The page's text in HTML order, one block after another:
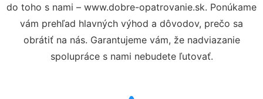
do toho s nami – www.dobre-opatrovanie.sk. Ponúkame
vám prehľad hlavných výhod a dôvodov, prečo sa
obrátiť na nás. Garantujeme vám, že nadviazanie
spolupráce s nami nebudete ľutovať.